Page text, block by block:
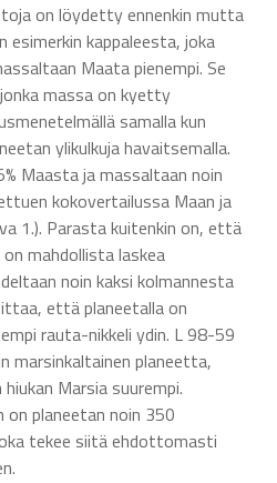
on löydetty ennenkin mutta
kappaleesta, joka
Maata pienempi. Se
massa on kyetty
samalla kun
ylikulkuja havaitsemalla.
Maasta ja massaltaan noin
kokovertailussa Maan ja
1.). Parasta kuitenkin on, että
mahdollista laskea
noin kaksi kolmannesta
että planeetalla on
rauta-nikkeli ydin. L 98-59
marsinkaltainen planeetta,
Marsia suurempi.
planeetan noin 350
tekee siitä ehdottomasti